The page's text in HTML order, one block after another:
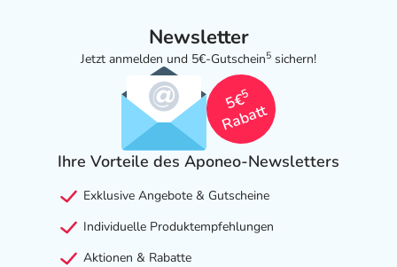
Newsletter
Jetzt anmelden und 5€-Gutschein5 sichern!
5€
5
Rabatt
Ihre Vorteile des Aponeo-Newsletters
Exklusive Angebote & Gutscheine
Individuelle Produktempfehlungen
Aktionen & Rabatte